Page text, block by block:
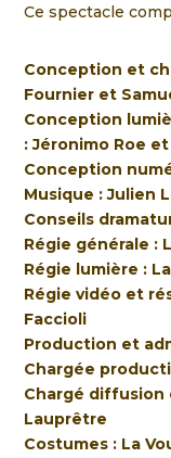
Ce spectacle
Conception et
Fournier et
Conception
:Jéronimo Roe
Conception
Musique :Julien
Conseils
Régie générale :
Régie lumière :
Régie vidéo et
Faccioli
Production et
Chargée
Chargé
Lauprêtre
Costumes : La